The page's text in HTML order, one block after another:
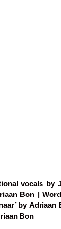
vocals by
Bon |
by Adriaan
Bon